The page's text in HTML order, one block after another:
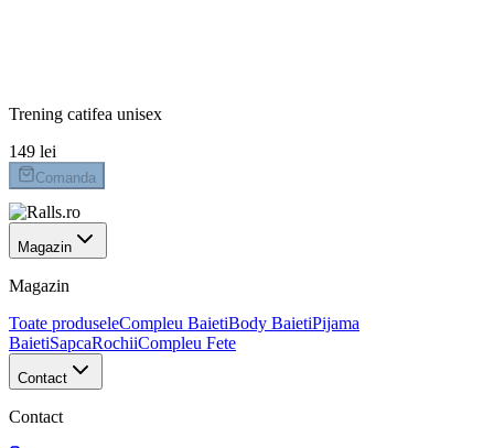
Trening catifea unisex
149 lei
Comanda
Magazin
Magazin
Toate produseleCompleu BaietiBody BaietiPijama
BaietiSapcaRochiiCompleu Fete
Contact
Contact